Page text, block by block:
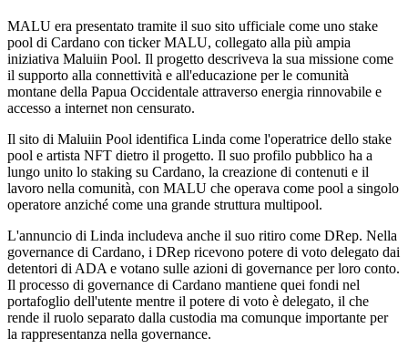
MALU era presentato tramite il suo sito ufficiale come uno stake
pool di Cardano con ticker MALU, collegato alla più ampia
iniziativa Maluiin Pool. Il progetto descriveva la sua missione come
il supporto alla connettività e all'educazione per le comunità
montane della Papua Occidentale attraverso energia rinnovabile e
accesso a internet non censurato.
Il sito di Maluiin Pool identifica Linda come l'operatrice dello stake
pool e artista NFT dietro il progetto. Il suo profilo pubblico ha a
lungo unito lo staking su Cardano, la creazione di contenuti e il
lavoro nella comunità, con MALU che operava come pool a singolo
operatore anziché come una grande struttura multipool.
L'annuncio di Linda includeva anche il suo ritiro come DRep. Nella
governance di Cardano, i DRep ricevono potere di voto delegato dai
detentori di ADA e votano sulle azioni di governance per loro conto.
Il processo di governance di Cardano mantiene quei fondi nel
portafoglio dell'utente mentre il potere di voto è delegato, il che
rende il ruolo separato dalla custodia ma comunque importante per
la rappresentanza nella governance.